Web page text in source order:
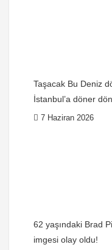
Taşacak Bu Deniz
İstanbul’a döner
7 Haziran 2026
62 yaşındaki Brad
imgesi olay oldu!